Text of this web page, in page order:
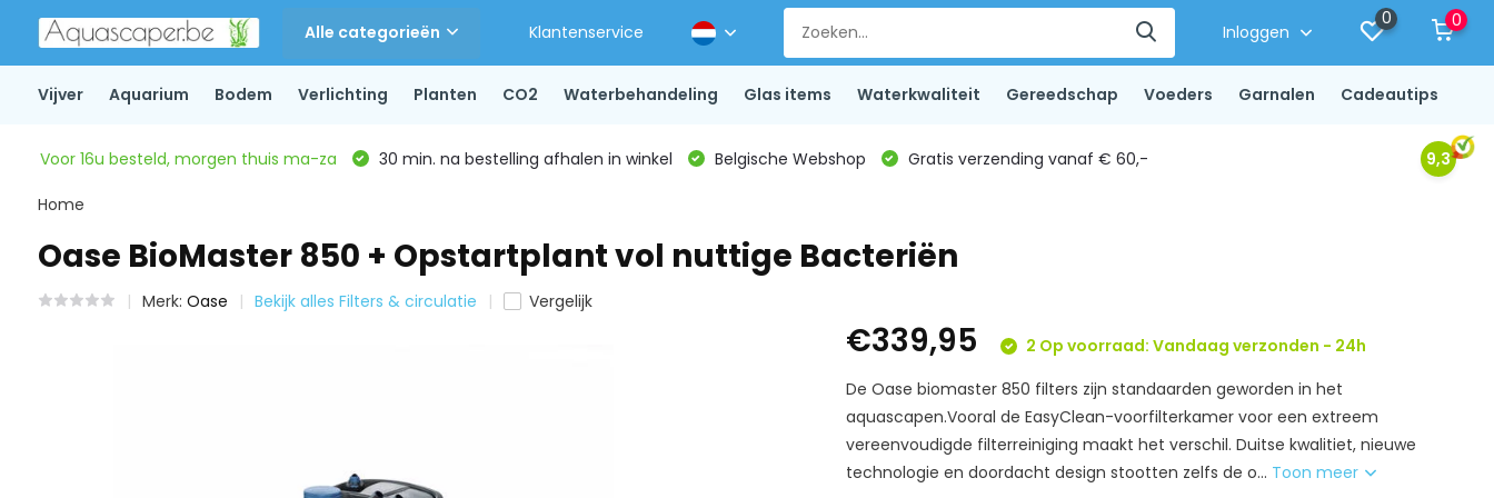
Alle categorieën Klantenservice Inloggen
0 0
Vijver Aquarium Bodem Verlichting Planten CO2 Waterbehandeling Glas items Waterkwaliteit Gereedschap Voeders Garnalen Cadeautips
Voor 16u besteld, morgen thuis ma-za 30 min. na bestelling afhalen in winkel Belgische Webshop Gratis verzending vanaf € 60,- 9,3
Home
Oase BioMaster 850 + Opstartplant vol nuttige Bacteriën
Merk: Oase Bekijk alles Filters & circulatie Vergelijk
€339,95
2 Op voorraad: Vandaag verzonden - 24h
De Oase biomaster 850 filters zijn standaarden geworden in het
aquascapen.Vooral de EasyClean-voorfilterkamer voor een extreem
vereenvoudigde filterreiniging maakt het verschil. Duitse kwalitiet, nieuwe
technologie en doordacht design stootten zelfs de o... Toon meer